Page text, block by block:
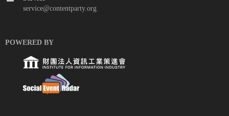
service@contentparty.org
POWERED BY